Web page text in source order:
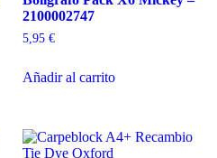
2100002747
5,95 €
Añadir al carrito